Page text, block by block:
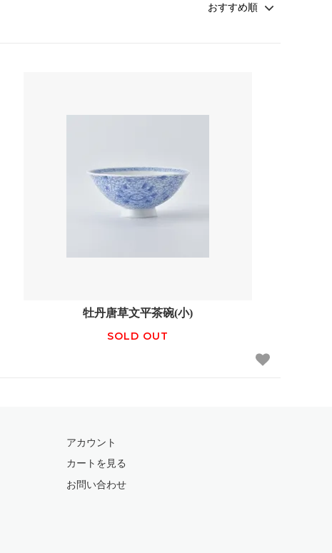
牡丹唐草文平茶碗(小)
SOLD OUT
アカウント
カートを見る
お問い合わせ